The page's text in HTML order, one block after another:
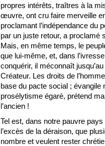
propres intérêts, traîtres à la
œuvre, ont cru faire merveille
proclamant l’indépendance du
par un juste retour, a proclamé
Mais, en même temps, le
que lui-même, et, dans
conquérir, il méconnaît
Créateur. Les droits de
base du pacte social ; évangile
prosélytisme égaré, prétend
l’ancien !
Tel est, dans notre pauvre
l’excès de la déraison, que
nombre et veulent rester